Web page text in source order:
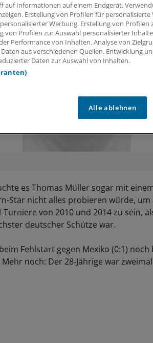
es Thomas Müller sogar mit
Star nicht alles probieren würde, um
von 2010 und 2014 zu sein,
deutscher Schütze war.
Fehlstart gegen Mexiko (0:1) noch
noch: Der 28-Jährige war
auf Informationen auf einem Endgerät.
Erstellung von Profilen für
Werbung. Erstellung von Profilen
von Profilen zur Auswahl personalisierter
Performance von Inhalten. Analyse von
aus verschiedenen Quellen. Entwicklung
Daten zur Auswahl von Inhalten.
Alle ablehnen